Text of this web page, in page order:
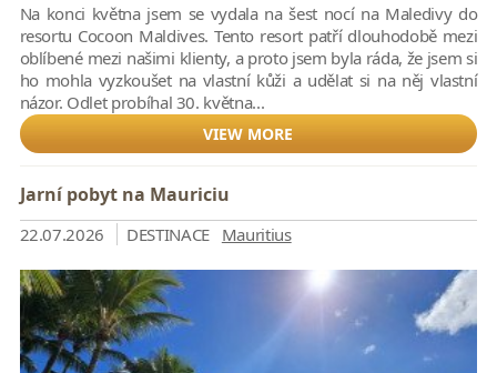
Na konci května jsem se vydala na šest nocí na Maledivy do
resortu Cocoon Maldives. Tento resort patří dlouhodobě mezi
oblíbené mezi našimi klienty, a proto jsem byla ráda, že jsem si
ho mohla vyzkoušet na vlastní kůži a udělat si na něj vlastní
názor. Odlet probíhal 30. května...
VIEW MORE
Jarní pobyt na Mauriciu
22.07.2026 DESTINACE Mauritius